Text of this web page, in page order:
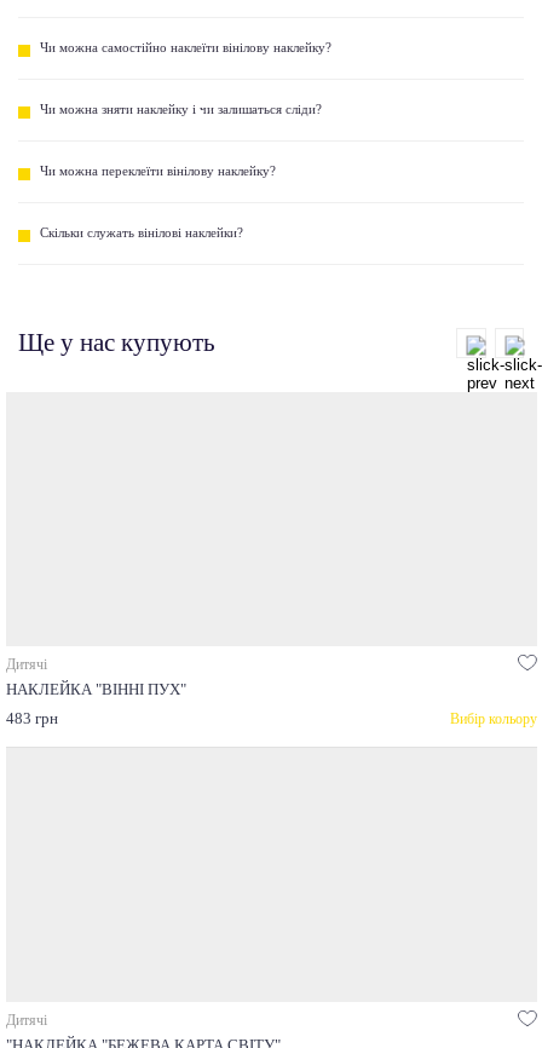
Чи можна самостійно наклеїти вінілову наклейку?
Чи можна зняти наклейку і чи залишаться сліди?
Чи можна переклеїти вінілову наклейку?
Скільки служать вінілові наклейки?
Ще у нас купують
Дитячі
НАКЛЕЙКА "ВІННІ ПУХ"
483 грн
Вибір кольору
Дитячі